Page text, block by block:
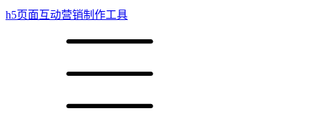
h5页面互动营销制作工具